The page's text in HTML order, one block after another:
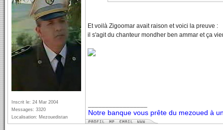
Inscrit le: 24 Mar 2004
Messages: 3320
Localisation: Mezouedistan
Et voilà Zigoomar avait raison et voici la preuve :
il s'agit du chanteur mondher ben ammar et ça
Notre banque vous prête du mezoued à